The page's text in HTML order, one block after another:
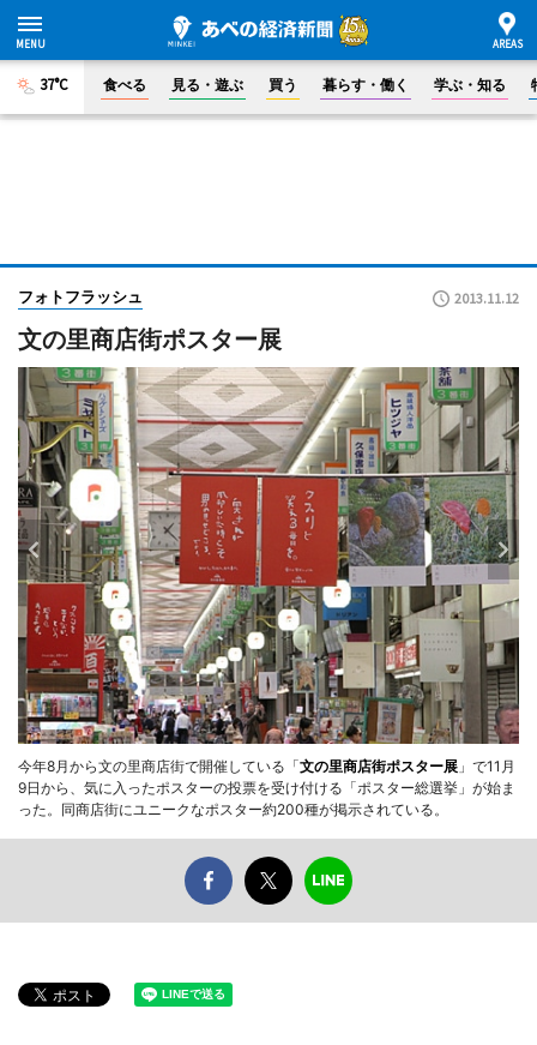
37°C 食べる 見る・遊ぶ 買う 暮らす・働く 学ぶ・知る
フォトフラッシュ 2013.11.12
文の里商店街ポスター展
今年8月から文の里商店街で開催している「文の里商店街ポスター展 」で11月
9日から、気に入ったポスターの投票を受け付ける「ポスター総選挙」が始ま
った。同商店街にユニークなポスター約200種が掲示されている。